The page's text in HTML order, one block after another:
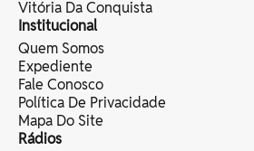
Vitória Da Conquista
Institucional
Quem Somos
Expediente
Fale Conosco
Política De Privacidade
Mapa Do Site
Rádios